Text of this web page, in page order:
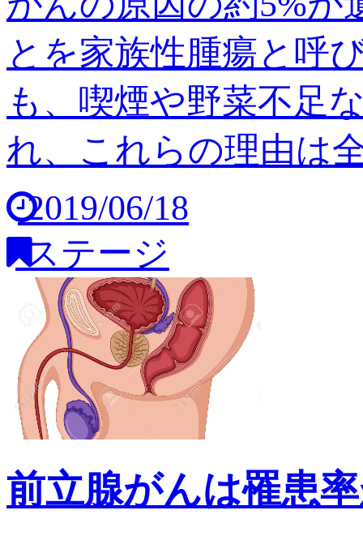
とを家族性腫瘍と呼
も、喫煙や野菜不足
れ、これらの理由は
2019/06/18
ステージ
前立腺がんは罹患